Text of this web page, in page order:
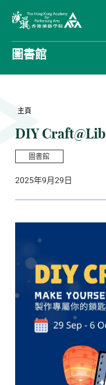
圖書館
主頁
DIY Craft@Lib
圖書館
2025年9月29日